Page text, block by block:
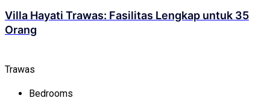
Villa Hayati Trawas: Fasilitas Lengkap untuk 35
Orang
Trawas
Bedrooms